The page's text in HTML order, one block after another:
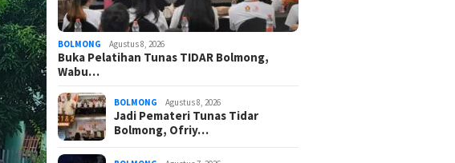
BOLMONG Agustus 8, 2026
Buka Pelatihan Tunas TIDAR Bolmong,
Wabu…
BOLMONG Agustus 8, 2026
Jadi Pemateri Tunas Tidar
Bolmong, Ofriy…